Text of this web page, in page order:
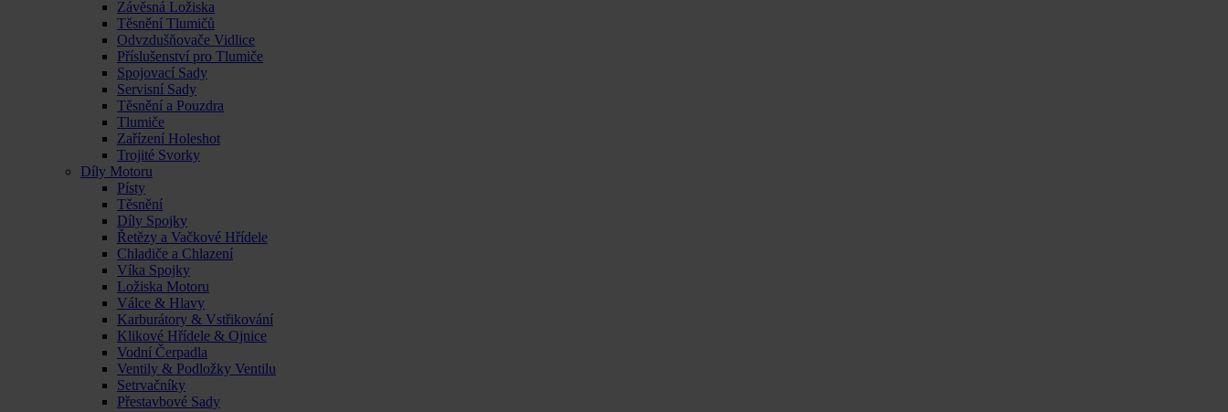
Závěsná Ložiska
Těsnění Tlumičů
Odvzdušňovače Vidlice
Příslušenství pro Tlumiče
Spojovací Sady
Servisní Sady
Těsnění a Pouzdra
Tlumiče
Zařízení Holeshot
Trojité Svorky
Díly Motoru
Písty
Těsnění
Díly Spojky
Řetězy a Vačkové Hřídele
Chladiče a Chlazení
Víka Spojky
Ložiska Motoru
Válce & Hlavy
Karburátory & Vstřikování
Klikové Hřídele & Ojnice
Vodní Čerpadla
Ventily & Podložky Ventilu
Setrvačníky
Přestavbové Sady